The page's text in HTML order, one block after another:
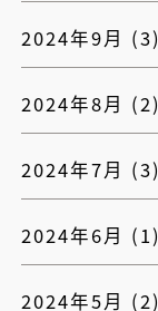
2024年9月 (3)
2024年8月 (2)
2024年7月 (3)
2024年6月 (1)
2024年5月 (2)